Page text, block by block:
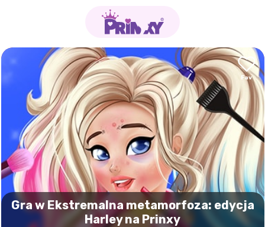
Gra w Ekstremalna metamorfoza: edycja
Harley na Prinxy